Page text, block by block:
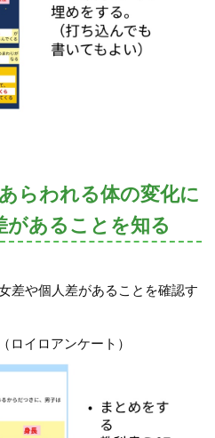
らわれる体の変化に
があることを知る
差や個人差があることを確認す
ロイロアンケート）